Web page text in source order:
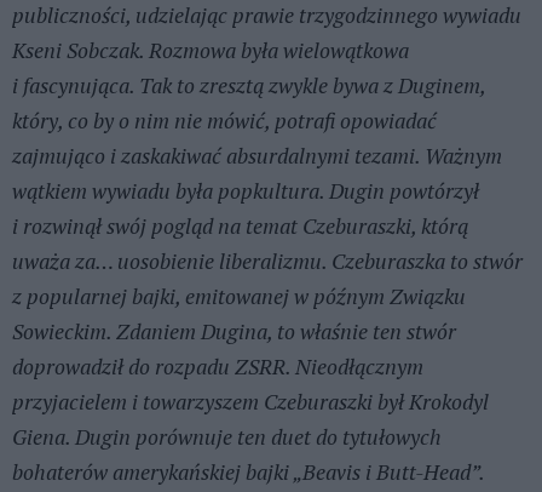
publiczności, udzielając prawie trzygodzinnego wywiadu
Kseni Sobczak. Rozmowa była wielowątkowa
i fascynująca. Tak to zresztą zwykle bywa z Duginem,
który, co by o nim nie mówić, potrafi opowiadać
zajmująco i zaskakiwać absurdalnymi tezami. Ważnym
wątkiem wywiadu była popkultura. Dugin powtórzył
i rozwinął swój pogląd na temat Czeburaszki, którą
uważa za… uosobienie liberalizmu. Czeburaszka to stwór
z popularnej bajki, emitowanej w późnym Związku
Sowieckim. Zdaniem Dugina, to właśnie ten stwór
doprowadził do rozpadu ZSRR. Nieodłącznym
przyjacielem i towarzyszem Czeburaszki był Krokodyl
Giena. Dugin porównuje ten duet do tytułowych
bohaterów amerykańskiej bajki „Beavis i Butt-Head”.